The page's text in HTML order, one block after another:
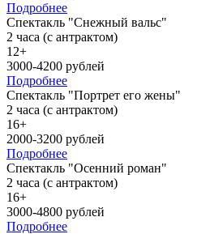
Подробнее
Спектакль "Снежный вальс"
2 часа (с антрактом)
12+
3000-4200 рублей
Подробнее
Спектакль "Портрет его жены"
2 часа (с антрактом)
16+
2000-3200 рублей
Подробнее
Спектакль "Осенний роман"
2 часа (с антрактом)
16+
3000-4800 рублей
Подробнее